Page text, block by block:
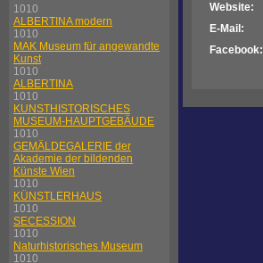
1010
ALBERTINA modern
1010
MAK Museum für angewandte
Kunst
1010
ALBERTINA
1010
KUNSTHISTORISCHES
MUSEUM-HAUPTGEBÄUDE
1010
GEMÄLDEGALERIE der
Akademie der bildenden
Künste Wien
1010
KÜNSTLERHAUS
1010
SECESSION
1010
Naturhistorisches Museum
1010
Website:
E-Mail:
Facebook: